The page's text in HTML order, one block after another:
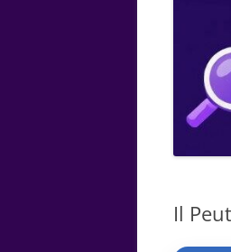
Il